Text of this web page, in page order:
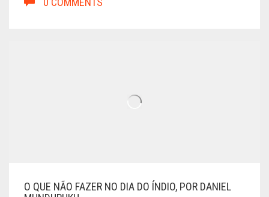
O QUE NÃO FAZER NO DIA DO ÍNDIO, POR DANIEL